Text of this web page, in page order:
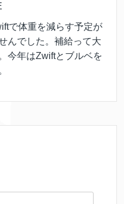
で体重を減らす予定が
んでした。補給って大
今年はZwiftとブルベを